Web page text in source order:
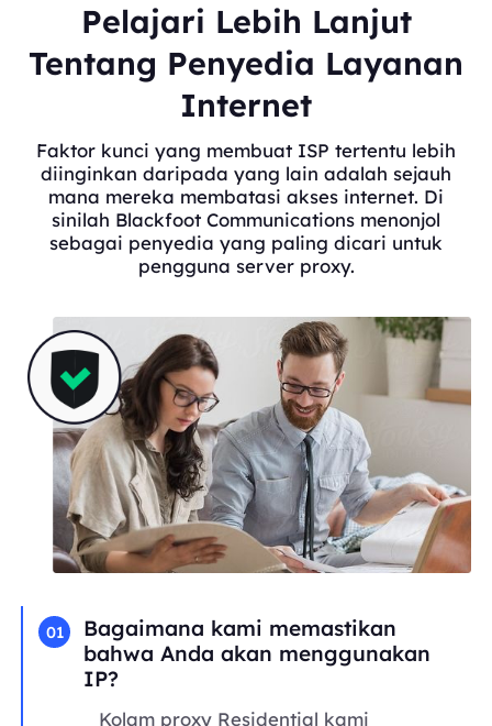
Pelajari Lebih Lanjut
Tentang Penyedia Layanan
Internet
Faktor kunci yang membuat ISP tertentu lebih
diinginkan daripada yang lain adalah sejauh
mana mereka membatasi akses internet. Di
sinilah Blackfoot Communications menonjol
sebagai penyedia yang paling dicari untuk
pengguna server proxy.
01
Bagaimana kami memastikan
bahwa Anda akan menggunakan
IP?
Kolam proxy Residential kami